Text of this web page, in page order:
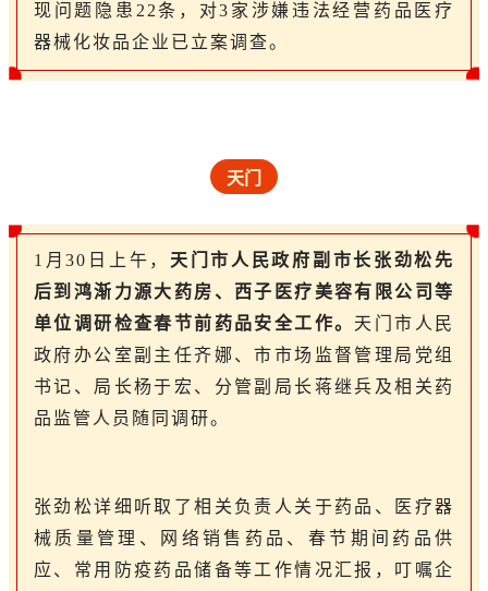
现问题隐患22条，对3家涉嫌违法经营药品医疗
器械化妆品企业已立案调查。
天门
1月30日上午， 天门市人民政府副市长张劲松先
后到鸿渐力源大药房、西子医疗美容有限公司等
单位调研检查春节前药品安全工作。 天门市人民
政府办公室副主任齐娜、市市场监督管理局党组
书记、局长杨于宏、分管副局长蒋继兵及相关药
品监管人员随同调研。
张劲松详细听取了相关负责人关于药品、医疗器
械质量管理、网络销售药品、春节期间药品供
应、常用防疫药品储备等工作情况汇报，叮嘱企